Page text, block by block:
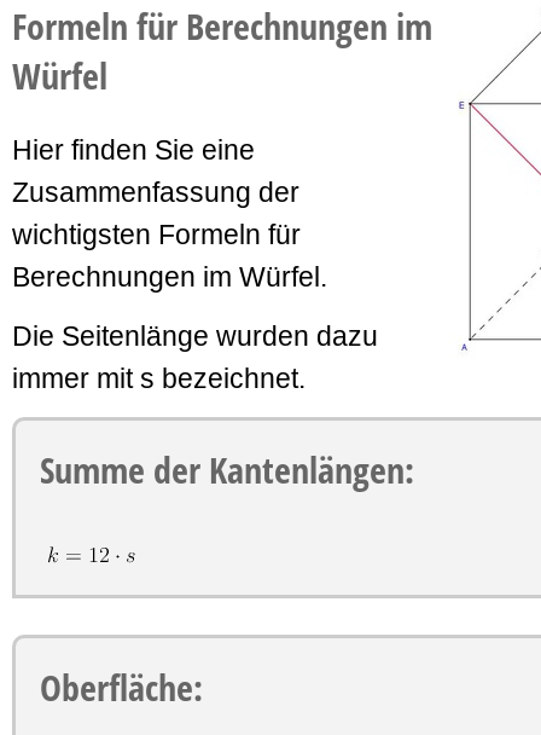
Formeln für Berechnungen im
Würfel
Hier finden Sie eine
Zusammenfassung der
wichtigsten Formeln für
Berechnungen im Würfel.
Die Seitenlänge wurden dazu
immer mit s bezeichnet.
Summe der Kantenlängen:
Oberfläche: